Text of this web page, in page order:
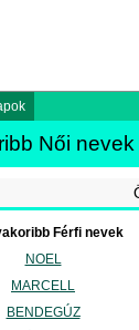
Női
Férfi nevek
NOEL
MARCELL
BENDEGÚZ